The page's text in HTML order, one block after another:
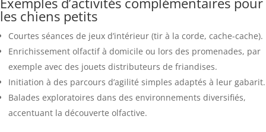
les chiens petits
Courtes séances de jeux d’intérieur (tir à la corde, cache-cache).
Enrichissement olfactif à domicile ou lors des promenades, par
exemple avec des jouets distributeurs de friandises.
Initiation à des parcours d’agilité simples adaptés à leur gabarit.
Balades exploratoires dans des environnements diversifiés,
accentuant la découverte olfactive.